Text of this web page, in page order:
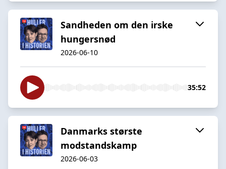
Sandheden om den irske
hungersnød
2026-06-10
35:52
Danmarks største
modstandskamp
2026-06-03